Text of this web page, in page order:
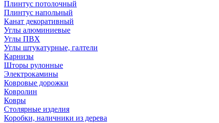
Плинтус потолочный
Плинтус напольный
Канат декоративный
Углы алюминиевые
Углы ПВХ
Углы штукатурные, галтели
Карнизы
Шторы рулонные
Электрокамины
Ковровые дорожки
Ковролин
Ковры
Столярные изделия
Коробки, наличники из дерева